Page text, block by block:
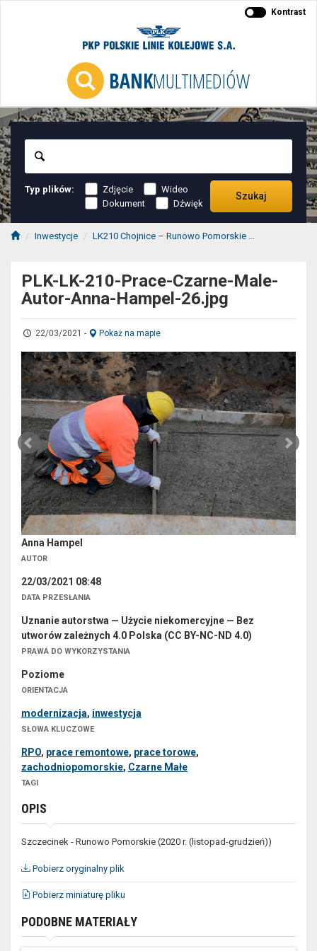
BANKMULTIMEDIÓW
Kontrast
Typ plików: Zdjęcie
Wideo
Dokument
Dźwięk
Szukaj
Inwestycje LK210 Chojnice – Runowo Pomorskie
PLK-LK-210-Prace-Czarne-Male-
Autor-Anna-Hampel-26.jpg
22/03/2021 - Pokaż na mapie
Anna Hampel
AUTOR
22/03/2021 08:48
DATA PRZESŁANIA
Uznanie autorstwa — Użycie niekomercyjne — Bez
utworów zależnych 4.0 Polska (CC BY-NC-ND 4.0)
PRAWA DO WYKORZYSTANIA
Poziome
ORIENTACJA
modernizacja, inwestycja
SŁOWA KLUCZOWE
RPO, prace remontowe, prace torowe,
zachodniopomorskie, Czarne Małe
TAGI
OPIS
Szczecinek - Runowo Pomorskie (2020 r. (listopad-grudzień))
Pobierz oryginalny plik
Pobierz miniaturę pliku
PODOBNE MATERIAŁY